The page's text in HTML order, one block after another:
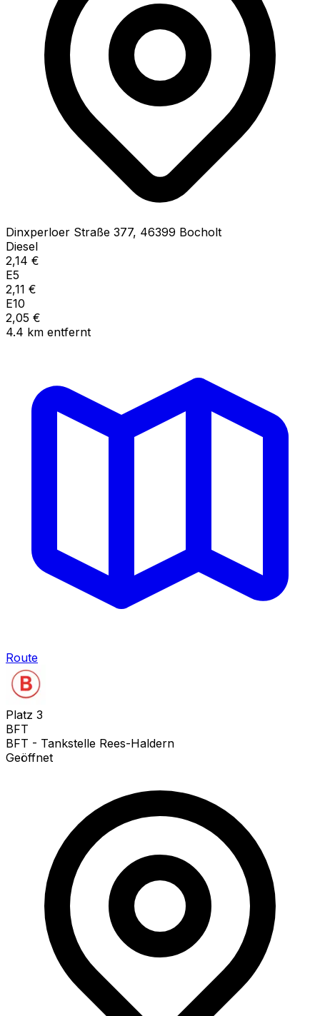
Dinxperloer Straße 377, 46399 Bocholt
Diesel
2,14 €
E5
2,11 €
E10
2,05 €
4.4 km entfernt
Route
Platz 3
BFT
BFT - Tankstelle Rees-Haldern
Geöffnet